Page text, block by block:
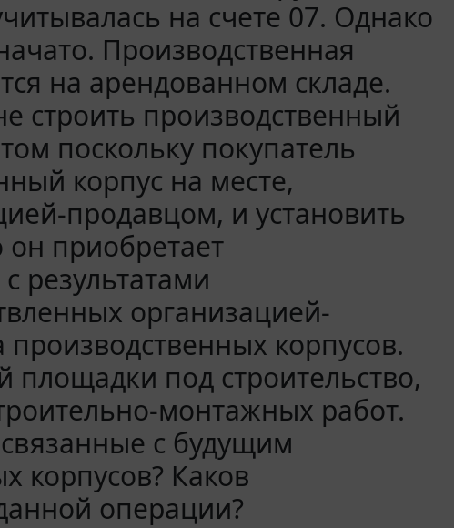
на счете 07. Однако
Производственная
на арендованном складе.
строить производственный
поскольку покупатель
корпус на месте,
продавцом, и установить
приобретает
результатами
организацией-
корпусов.
площадки под строительство,
монтажных работ.
с будущим
корпусов? Каков
операции?